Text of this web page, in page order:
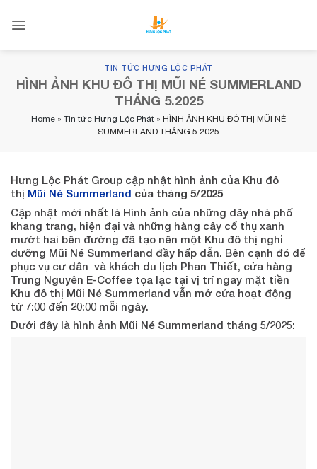
TIN TỨC HƯNG LỘC PHÁT
HÌNH ẢNH KHU ĐÔ THỊ MŨI NÉ SUMMERLAND
THÁNG 5.2025
Home » Tin tức Hưng Lộc Phát » HÌNH ẢNH KHU ĐÔ THỊ MŨI NÉ
SUMMERLAND THÁNG 5.2025
Hưng Lộc Phát Group cập nhật hình ảnh của Khu đô
thị Mũi Né Summerland của tháng 5/2025
Cập nhật mới nhất là Hình ảnh của những dãy nhà phố
khang trang, hiện đại và những hàng cây cổ thụ xanh
mướt hai bên đường đã tạo nên một Khu đô thị nghỉ
dưỡng Mũi Né Summerland đầy hấp dẫn. Bên cạnh đó để
phục vụ cư dân và khách du lịch Phan Thiết, cửa hàng
Trung Nguyên E-Coffee tọa lạc tại vị trí ngay mặt tiền
Khu đô thị Mũi Né Summerland vẫn mở cửa hoạt động
từ 7:00 đến 20:00 mỗi ngày.
Dưới đây là hình ảnh Mũi Né Summerland tháng 5/2025: